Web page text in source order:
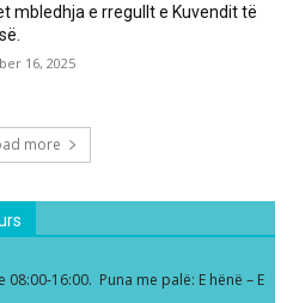
mbledhja e rregullt e Kuvendit të
16, 2025
more
08:00-16:00. Puna me palë: E hënë – E